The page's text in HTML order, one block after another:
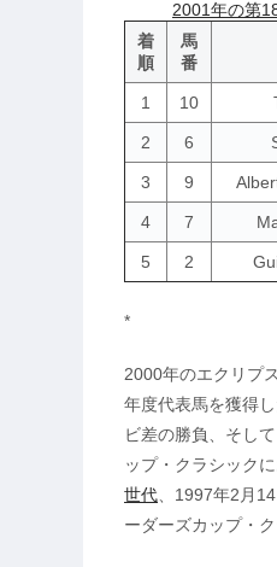
2001年の第
着
順
馬
番
1 10
2 6
3 9
4 7
5 2
*
2000年のエクリプ
年度代表馬を獲得
ビ差の勝負、そし
ップ・クラシック
世代、1997年2月
ーダーズカップ・